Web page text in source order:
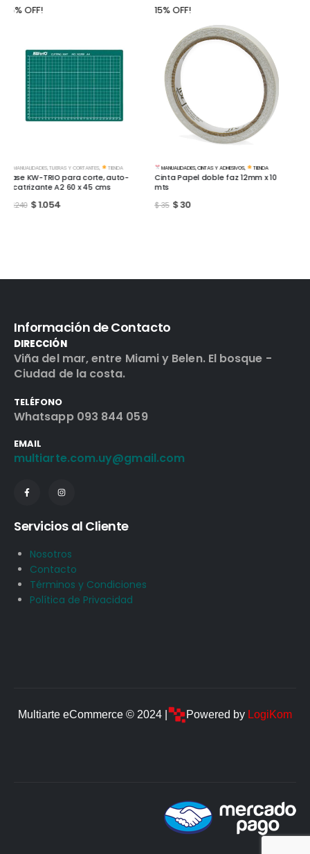
15% OFF!
MANUALIDADES,CINTAS Y ADHESIVOS, TIENDA
Cinta Papel doble faz 12mm x 10
mts
$35 $30
15% OFF!
TIENDA
Cola Vinilica Profesional Pegamil
150cc
$120 $102
Información de Contacto
DIRECCIÓN
Viña del mar, entre Miami y Belen. El bosque -
Ciudad de la costa.
TELÉFONO
Whatsapp 093 844 059
EMAIL
multiarte.com.uy@gmail.com
Servicios al Cliente
Nosotros
Contacto
Términos y Condiciones
Política de Privacidad
Multiarte eCommerce © 2024 | Powered by LogiKom